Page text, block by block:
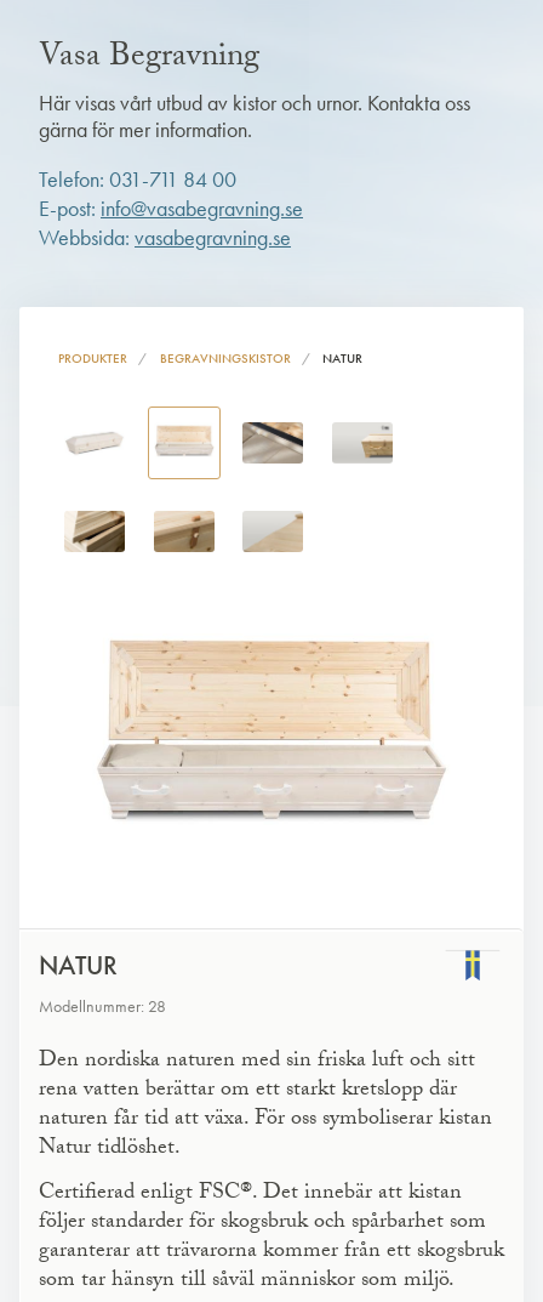
Vasa Begravning
Här visas vårt utbud av kistor och urnor. Kontakta oss
gärna för mer information.
Telefon: 031-711 84 00
E-post: info@vasabegravning.se
Webbsida: vasabegravning.se
PRODUKTER BEGRAVNINGSKISTOR NATUR
NATUR
Modellnummer: 28
Den nordiska naturen med sin friska luft och sitt
rena vatten berättar om ett starkt kretslopp där
naturen får tid att växa. För oss symboliserar kistan
Natur tidlöshet.
Certifierad enligt FSC®. Det innebär att kistan
följer standarder för skogsbruk och spår­barhet som
garanterar att trävarorna kommer från ett skogsbruk
som tar hänsyn till såväl människor som miljö.